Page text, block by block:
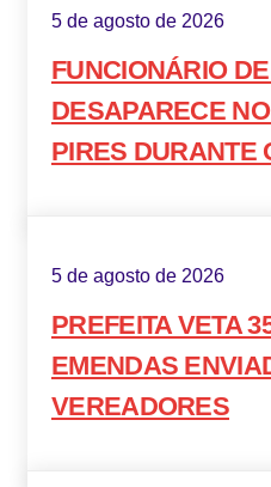
5 de agosto de 2026
FUNCIONÁRIO
DESAPARECE
PIRES DURANTE
5 de agosto de 2026
PREFEITA VETA
EMENDAS
VEREADORES